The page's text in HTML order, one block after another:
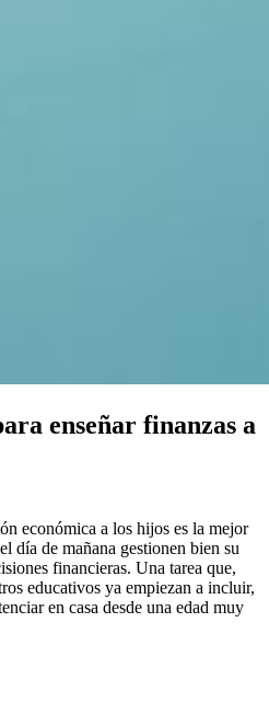
enseñar finanzas a
económica a los hijos es la mejor
día de mañana gestionen bien su
financieras. Una tarea que,
educativos ya empiezan a incluir,
en casa desde una edad muy